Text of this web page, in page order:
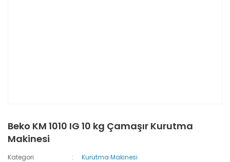
Beko KM 1010 IG 10 kg Çamaşır Kurutma
Makinesi
Kategori
Kurutma Makinesi